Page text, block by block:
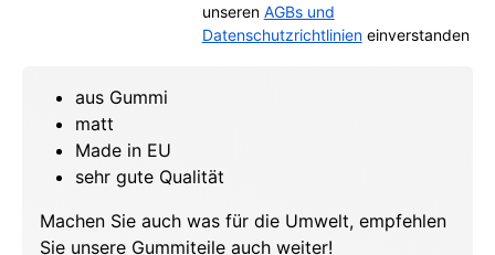
unseren AGBs und
Datenschutzrichtlinieneinverstanden
aus Gummi
matt
Made in EU
sehr gute Qualität
Machen Sie auch was für die Umwelt, empfehlen
Sie unsere Gummiteile auch weiter!